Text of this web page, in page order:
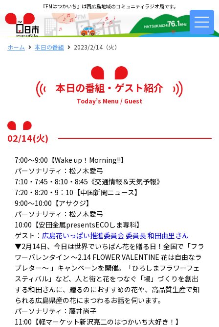
『FMはつかいち』は西広島地域のコミュニティラジオ局です。
ホーム 本日の番組 2023/2/14（火）
本日の番組・ゲスト紹介
Today’s Menu / Guest
02/14(火)
7:00～9:00【Wake up！Morning!!】
パーソナリティ：松ノ木愛弓
7:10・7:45・8:10・8:45《交通情報＆天気予報》
7:20・8:20・9：10【中国新聞ニュース】
9:00～10:00【アサクジ】
パーソナリティ：松ノ木愛弓
10:00【安田金属presentsECOしま専科】
ゲスト： 広島花いっぱい推進委員会 委員長 和田由里さん
▼2月14日、今日は世界でいちばん花を贈る日！全国で「フラ
ワーバレンタイン 〜2.14 FLOWER VALENTINE 花は自由なラ
ブレター〜 」キャンペーンを開催。「ひろしまフラワーフェ
スティバル」など、人と街と花をつなぐ「場」づくりを創出
する和田さんに、贈るのにおすすめの花や、高品質生産で知
られる広島県産の花にまつわるお話を伺います。
パーソナリティ：藤井尚子
11:00【軽マーケット新沢亮二のはつかいち大好き！】